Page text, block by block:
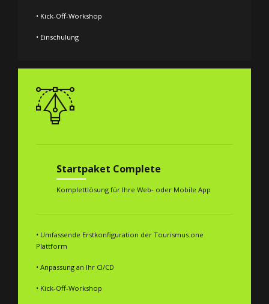
• Kick-Off-Workshop
• Einschulung
Startpaket Complete
Komplettlösung für Ihre Web- oder Mobile App
• Umfassende Erstkonfiguration der Tourismus.one
Plattform
• Anpassung an Ihr CI/CD
• Kick-Off-Workshop